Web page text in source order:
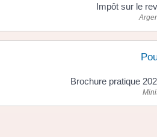
Impôt sur le
Brochure pratique